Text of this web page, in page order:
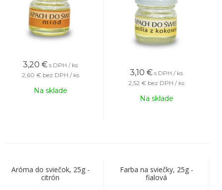
3,20 € s DPH / ks
2,60 € bez DPH / ks
Na sklade
3,10 € s DPH / ks
2,52 € bez DPH / ks
Na sklade
Aróma do sviečok, 25g -
citrón
Farba na sviečky, 25g -
fialová